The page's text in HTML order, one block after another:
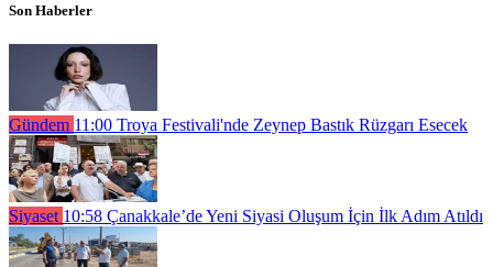
Son Haberler
Gündem 11:00 Troya Festivali'nde Zeynep Bastık Rüzgarı Esecek
Siyaset 10:58 Çanakkale’de Yeni Siyasi Oluşum İçin İlk Adım Atıldı